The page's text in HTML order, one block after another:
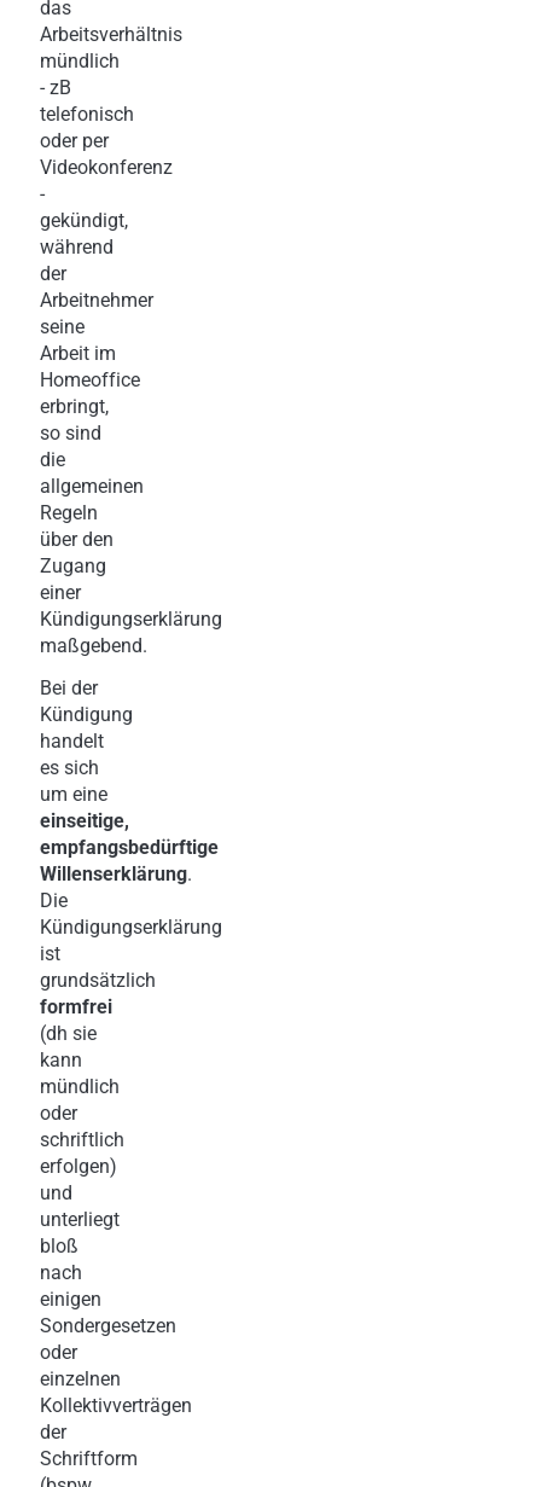
das
Arbeitsverhältnis
mündlich
- zB
telefonisch
oder per
Videokonferenz
-
gekündigt,
während
der
Arbeitnehmer
seine
Arbeit im
Homeoffice
erbringt,
so sind
die
allgemeinen
Regeln
über den
Zugang
einer
Kündigungserklärung
maßgebend.
Bei der
Kündigung
handelt
es sich
um eine
einseitige,
empfangsbedürftige
Willenserklärung.
Die
Kündigungserklärung
ist
grundsätzlich
formfrei
(dh sie
kann
mündlich
oder
schriftlich
erfolgen)
und
unterliegt
bloß
nach
einigen
Sondergesetzen
oder
einzelnen
Kollektivverträgen
der
Schriftform